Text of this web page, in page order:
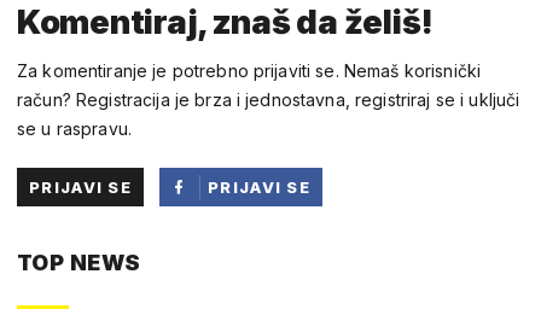
Komentiraj, znaš da želiš!
Za komentiranje je potrebno prijaviti se. Nemaš korisnički
račun? Registracija je brza i jednostavna, registriraj se i uključi
se u raspravu.
PRIJAVI SE
PRIJAVI SE
TOP NEWS